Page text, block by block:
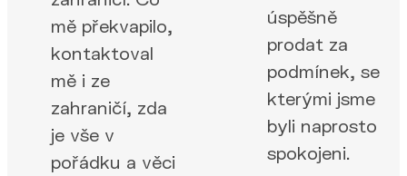
mě překvapilo,
kontaktoval
mě i ze
zahraničí, zda
je vše v
pořádku a věci
úspěšně
prodat za
podmínek, se
kterými jsme
byli naprosto
spokojeni.